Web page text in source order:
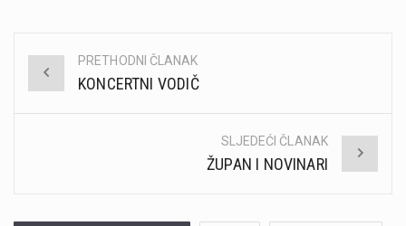
Post
PRETHODNI ČLANAK
KONCERTNI VODIČ
SLJEDEĆI ČLANAK
ŽUPAN I NOVINARI